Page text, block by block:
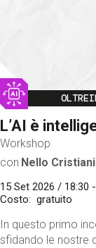
Image
L’AI è
Workshop
con Nello
15 Set 2026 / 18:30
Costo
gratuito
In questo primo
sfidando le nostre